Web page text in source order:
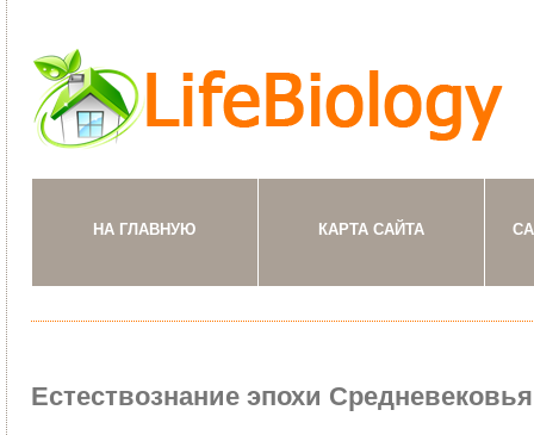
НА ГЛАВНУЮ КАРТА САЙТА
Естествознание эпохи Средневековья